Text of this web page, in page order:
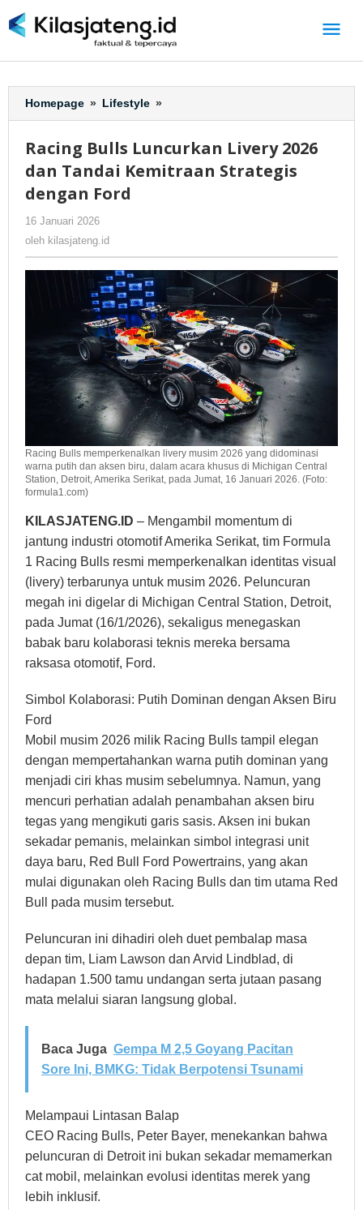
ke
Homepage » Lifestyle »
Bulls
Livery
2026
dengan
Ford
Racing Bulls Luncurkan Livery 2026
dan Tandai Kemitraan Strategis
dengan Ford
16 Januari 2026
kilasjateng.id
oleh kilasjateng.id
Racing Bulls memperkenalkan livery musim 2026 yang didominasi
warna putih dan aksen biru, dalam acara khusus di Michigan Central
Station, Detroit, Amerika Serikat, pada Jumat, 16 Januari 2026. (Foto:
formula1.com)
KILASJATENG.ID – Mengambil momentum di
jantung industri otomotif Amerika Serikat, tim Formula
1 Racing Bulls resmi memperkenalkan identitas visual
(livery) terbarunya untuk musim 2026. Peluncuran
megah ini digelar di Michigan Central Station, Detroit,
pada Jumat (16/1/2026), sekaligus menegaskan
babak baru kolaborasi teknis mereka bersama
raksasa otomotif, Ford.
Simbol Kolaborasi: Putih Dominan dengan Aksen Biru
Ford
Mobil musim 2026 milik Racing Bulls tampil elegan
dengan mempertahankan warna putih dominan yang
menjadi ciri khas musim sebelumnya. Namun, yang
mencuri perhatian adalah penambahan aksen biru
tegas yang mengikuti garis sasis. Aksen ini bukan
sekadar pemanis, melainkan simbol integrasi unit
daya baru, Red Bull Ford Powertrains, yang akan
mulai digunakan oleh Racing Bulls dan tim utama Red
Bull pada musim tersebut.
Peluncuran ini dihadiri oleh duet pembalap masa
depan tim, Liam Lawson dan Arvid Lindblad, di
hadapan 1.500 tamu undangan serta jutaan pasang
mata melalui siaran langsung global.
Baca Juga Gempa M 2,5 Goyang Pacitan
Sore Ini, BMKG: Tidak Berpotensi Tsunami
Melampaui Lintasan Balap
CEO Racing Bulls, Peter Bayer, menekankan bahwa
peluncuran di Detroit ini bukan sekadar memamerkan
cat mobil, melainkan evolusi identitas merek yang
lebih inklusif.